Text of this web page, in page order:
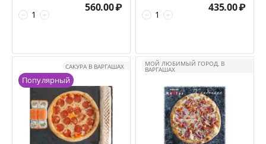
+
−
560.00₽
+
−
435.00₽
САКУРА В ВАРГАШАХ
Популярный
МОЙ ЛЮБИМЫЙ ГОРОД, В
ВАРГАШАХ